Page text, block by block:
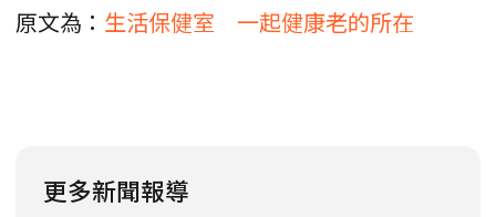
原文為： 生活保健室 一起健康老的所在
更多新聞報導